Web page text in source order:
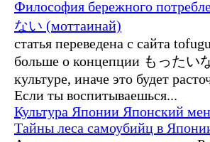
Философия бережного
ない (моттаинай)
статья переведена с сайта
больше о концепции もったい
культуре, иначе это будет
Если ты воспитываешься...
Культура Японии Японский
Тайны леса самоубийц в